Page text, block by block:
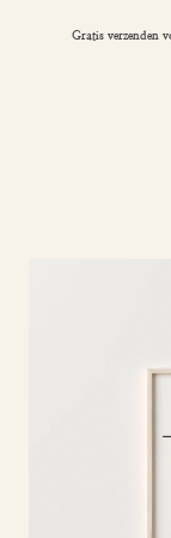
Gratis verzenden